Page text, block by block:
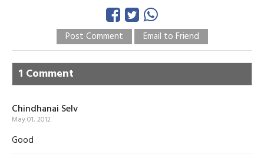
Post Comment Email to Friend
1 Comment
Chindhanai Selv
May 01, 2012
Good